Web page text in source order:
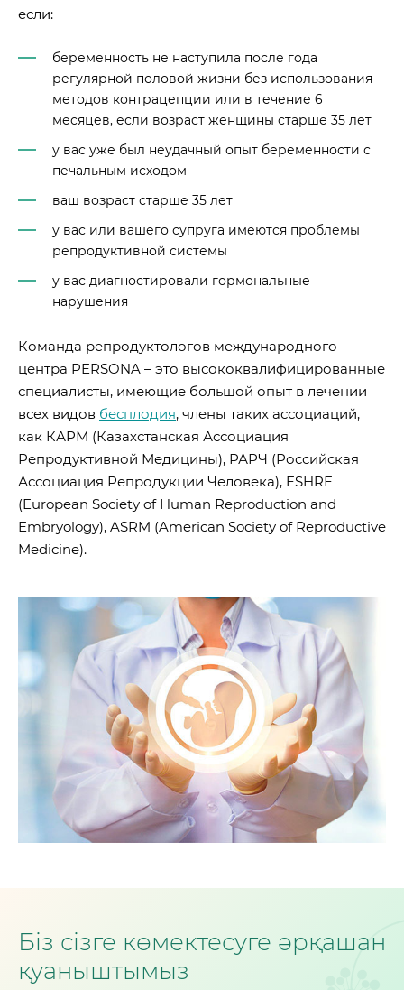
если:
беременность не наступила после года
регулярной половой жизни без использования
методов контрацепции или в течение 6
месяцев, если возраст женщины старше 35 лет
у вас уже был неудачный опыт беременности с
печальным исходом
ваш возраст старше 35 лет
у вас или вашего супруга имеются проблемы
репродуктивной системы
у вас диагностировали гормональные
нарушения
Команда репродуктологов международного
центра PERSONA – это высококвалифицированные
специалисты, имеющие большой опыт в лечении
всех видов бесплодия, члены таких ассоциаций,
как КАРМ (Казахстанская Ассоциация
Репродуктивной Медицины), РАРЧ (Российская
Ассоциация Репродукции Человека), ESHRE
(European Society of Human Reproduction and
Embryology), ASRM (American Society of Reproductive
Medicine).
Біз сізге көмектесуге әрқашан
қуаныштымыз